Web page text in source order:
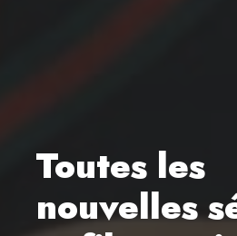
Toutes les
nouvelles